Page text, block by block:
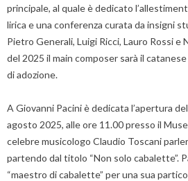
principale, al quale è dedicato
lirica e una conferenza curata da insigni
Pietro Generali, Luigi Ricci, Lauro Rossi e
del 2025 il main composer sarà il
di adozione.
A Giovanni Pacini è dedicata l’apertura
agosto 2025, alle ore 11.00 presso il
celebre musicologo Claudio Toscani
partendo dal titolo “Non solo cabalette”.
“maestro di cabalette” per una sua